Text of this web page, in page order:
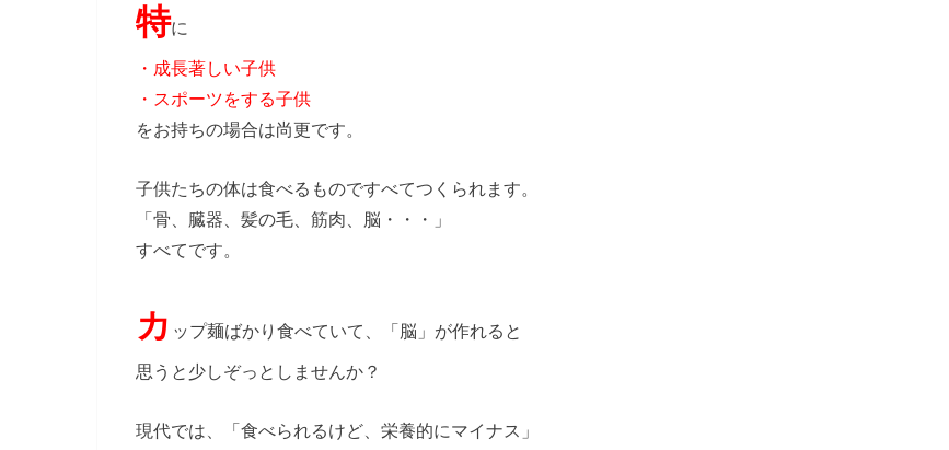
特に
・成長著しい子供
・スポーツをする子供
をお持ちの場合は尚更です。
子供たちの体は食べるものですべてつくられます。
「骨、臓器、髪の毛、筋肉、脳・・・」
すべてです。
カ ップ麺ばかり食べていて、「脳」が作れると
思うと少しぞっとしませんか？
現代では、「食べられるけど、栄養的にマイナス」